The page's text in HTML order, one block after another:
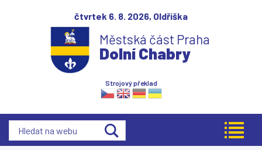
čtvrtek 6. 8. 2026, Oldřiška
Městská část Praha
Dolní Chabry
Strojový překlad